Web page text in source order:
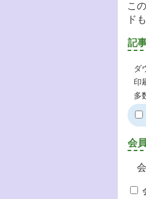
こ
ド
記
ダ
印
多
会